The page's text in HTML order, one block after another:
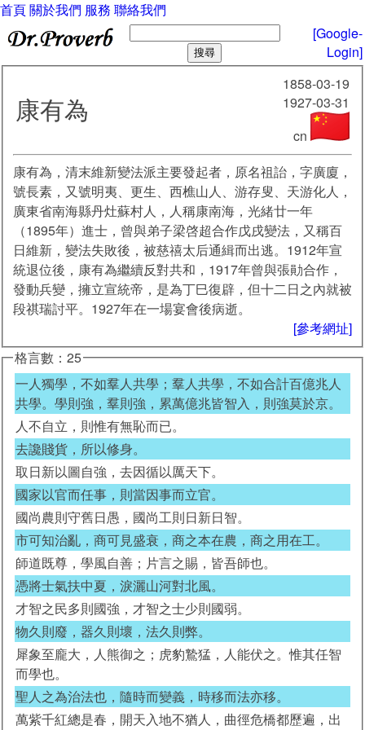
首頁關於我們 服務 聯絡我們
[Google-
Login]
康有為
1858-03-19
1927-03-31
cn
康有為，清末維新變法派主要發起者，原名祖詒，字廣廈，
號長素，又號明夷、更生、西樵山人、游存叟、天游化人，
廣東省南海縣丹灶蘇村人，人稱康南海，光緒廿一年
（1895年）進士，曾與弟子梁啓超合作戊戌變法，又稱百
日維新，變法失敗後，被慈禧太后通緝而出逃。1912年宣
統退位後，康有為繼續反對共和，1917年曾與張勛合作，
發動兵變，擁立宣統帝，是為丁巳復辟，但十二日之內就被
段祺瑞討平。1927年在一場宴會後病逝。
[參考網址]
格言數：25
一人獨學，不如羣人共學；羣人共學，不如合計百億兆人
共學。學則強，羣則強，累萬億兆皆智入，則強莫於京。
人不自立，則惟有無恥而已。
去讒賤貨，所以修身。
取日新以圖自強，去因循以厲天下。
國家以官而任事，則當因事而立官。
國尚農則守舊日愚，國尚工則日新日智。
市可知治亂，商可見盛衰，商之本在農，商之用在工。
師道既尊，學風自善；片言之賜，皆吾師也。
憑將士氣扶中夏，淚灑山河對北風。
才智之民多則國強，才智之士少則國弱。
物久則廢，器久則壞，法久則弊。
犀象至龐大，人熊御之；虎豹鷙猛，人能伏之。惟其任智
而學也。
聖人之為治法也，隨時而變義，時移而法亦移。
萬紫千紅總是春，開天入地不猶人，曲徑危橋都歷遍，出